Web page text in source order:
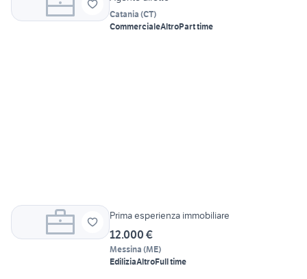
Catania (CT)
CommercialeAltroPart time
Prima esperienza immobiliare
12.000 €
Messina (ME)
EdiliziaAltroFull time